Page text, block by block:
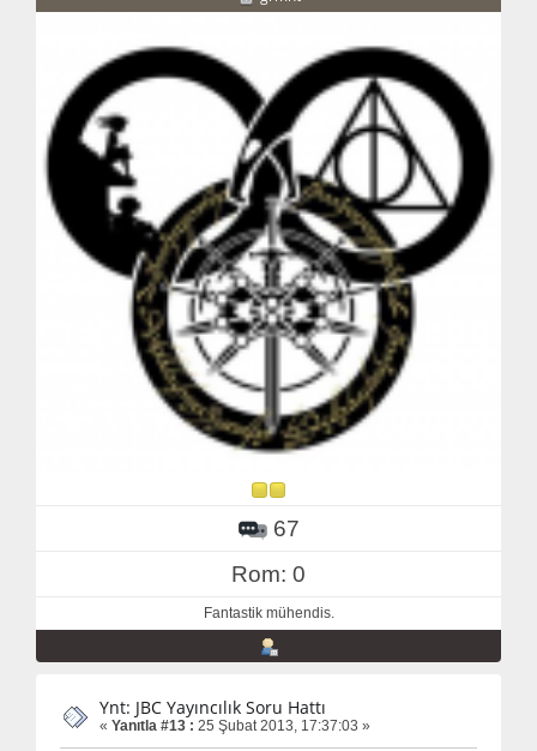
67
Rom: 0
Fantastik mühendis.
Ynt: JBC Yayıncılık Soru Hattı
« Yanıtla #13 : 25 Şubat 2013, 17:37:03 »